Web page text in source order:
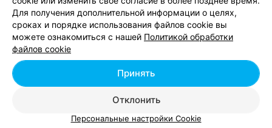
Написать руководителю relax.by
Персональные настройки cookie
Обработка персональных данных
| 220012, Республика Беларусь, г. Минск,
улица Толбухина, 2, пом. 16 | info@relax.by
Для получения дополнительной информации о целях,
сроках и порядке использования файлов cookie вы
можете ознакомиться с нашей Политикой обработки
файлов cookie
Отклонить
Принять
Персональные настройки Cookie